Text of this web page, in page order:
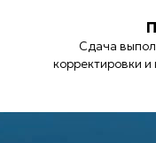
Сдача
корректировки